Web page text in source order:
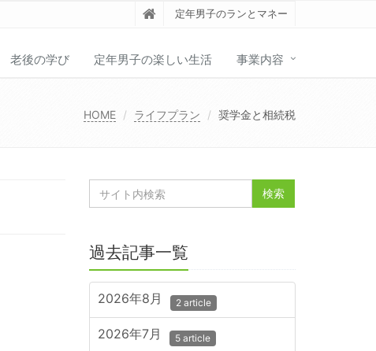
定年男子のランとマネー
老後の学び 定年男子の楽しい生活 事業内容
HOME ライフプラン 奨学金と相続税
過去記事一覧
2026年8月 2 article
2026年7月 5 article